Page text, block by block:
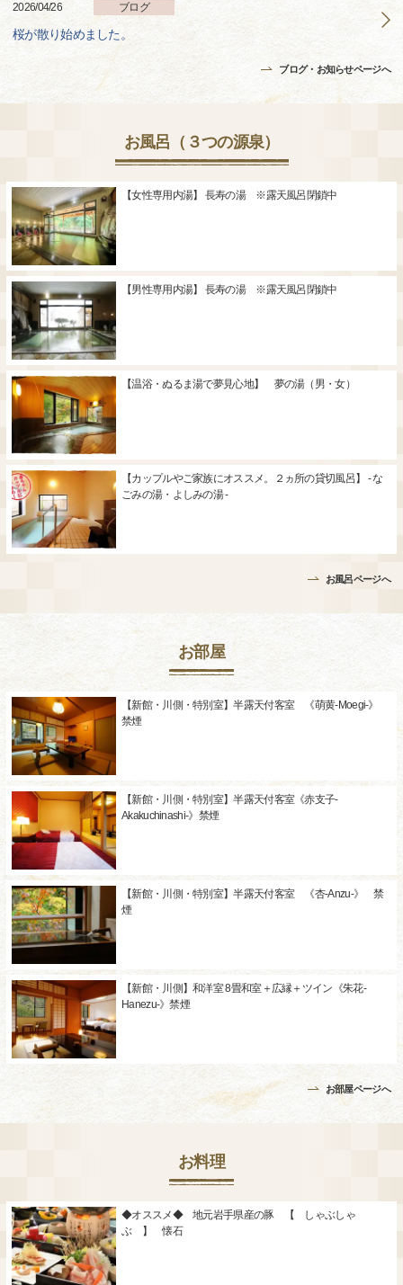
2026/04/26 ブログ
桜が散り始めました。
ブログ・お知らせページへ
お風呂（３つの源泉）
【女性専用内湯】 長寿の湯 ※露天風呂閉鎖中
【男性専用内湯】 長寿の湯 ※露天風呂閉鎖中
【温浴・ぬるま湯で夢見心地】 夢の湯（男・女）
【カップルやご家族にオススメ。２ヵ所の貸切風呂】 - な
ごみの湯・よしみの湯 -
お風呂ページへ
お部屋
【新館・川側・特別室】半露天付客室 《萌黄-Moegi-》
禁煙
【新館・川側・特別室】半露天付客室《赤支子-
Akakuchinashi-》禁煙
【新館・川側・特別室】半露天付客室 《杏-Anzu-》 禁
煙
【新館・川側】和洋室 8畳和室＋広縁＋ツイン《朱花-
Hanezu-》禁煙
お部屋ページへ
お料理
◆オススメ◆ 地元岩手県産の豚 【 しゃぶしゃ
ぶ 】 懐石